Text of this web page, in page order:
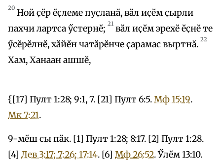
20 Ной ҫӗр ӗҫлеме пуҫланӑ, вӑл иҫӗм ҫырли
пахчи лартса ӳстернӗ; 21 вӑл иҫӗм эрехӗ ӗҫнӗ те
ӳсӗрӗлнӗ, хӑйӗн чатӑрӗнче ҫарамас выртнӑ. 22
Хам, Ханаан ашшӗ,
{[17] Пулт 1:28; 9:1, 7. [21] Пулт 6:5.Мф 15:19.
Мк 7:21.
9-мӗш сы пӑк. [1] Пулт 1:28; 8:17. [2] Пулт 1:28.
[4] Лев 3:17; 7:26; 17:14. [6] Мф 26:52. Ӳлӗм 13:10.